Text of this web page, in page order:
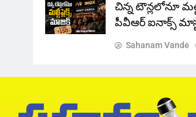
చిన్న టౌన్లలోనూ
పీవీఆర్ ఐనాక్స్
Sahanam Vande